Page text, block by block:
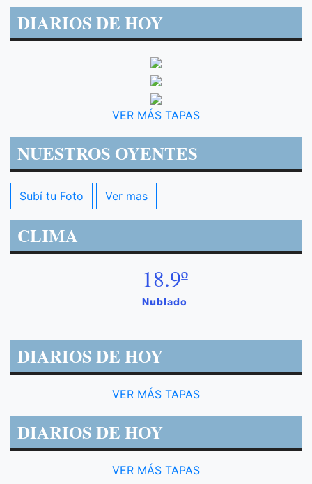
DIARIOS DE HOY
VER MÁS TAPAS
NUESTROS OYENTES
Subí tu Foto Ver mas
CLIMA
18.9º
Nublado
DIARIOS DE HOY
VER MÁS TAPAS
DIARIOS DE HOY
VER MÁS TAPAS